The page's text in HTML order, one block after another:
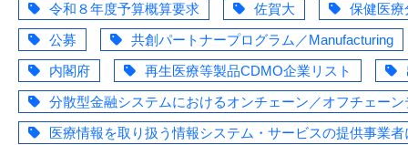
令和８年度予算概算要求
佐賀大
保健医療
公募
共創パートナープログラム／Manufacturing
内閣府
再生医療等製品CDMO企業リスト
分散型金融システムにおけるオンチェーン／オフチェー
医療情報を取り扱う情報システム・サービスの提供事業